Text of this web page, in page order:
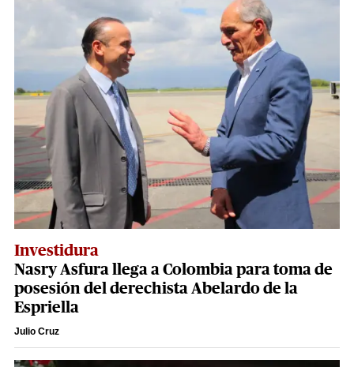
Investidura
Nasry Asfura llega a Colombia para toma de
posesión del derechista Abelardo de la
Espriella
Julio Cruz